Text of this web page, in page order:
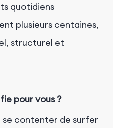
quotidiens
plusieurs centaines,
structurel et
pour vous ?
se contenter de surfer